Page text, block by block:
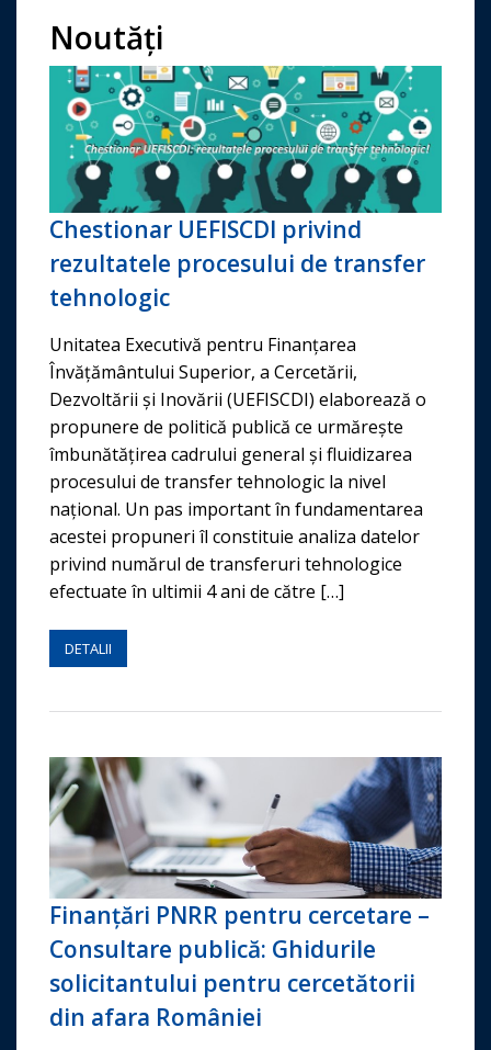
Noutăți
Chestionar UEFISCDI privind
rezultatele procesului de transfer
tehnologic
Unitatea Executivă pentru Finanțarea
Învățământului Superior, a Cercetării,
Dezvoltării și Inovării (UEFISCDI) elaborează o
propunere de politică publică ce urmărește
îmbunătățirea cadrului general și fluidizarea
procesului de transfer tehnologic la nivel
național. Un pas important în fundamentarea
acestei propuneri îl constituie analiza datelor
privind numărul de transferuri tehnologice
efectuate în ultimii 4 ani de către […]
DETALII
Finanțări PNRR pentru cercetare –
Consultare publică: Ghidurile
solicitantului pentru cercetătorii
din afara României